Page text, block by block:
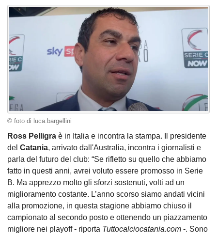
© foto di luca.bargellini
Ross Pelligra è in Italia e incontra la stampa. Il presidente
del Catania, arrivato dall'Australia, incontra i giornalisti e
parla del futuro del club: “Se rifletto su quello che abbiamo
fatto in questi anni, avrei voluto essere promosso in Serie
B. Ma apprezzo molto gli sforzi sostenuti, volti ad un
miglioramento costante. L’anno scorso siamo andati vicini
alla promozione, in questa stagione abbiamo chiuso il
campionato al secondo posto e ottenendo un piazzamento
migliore nei playoff - riporta Tuttocalciocatania.com -. Sono